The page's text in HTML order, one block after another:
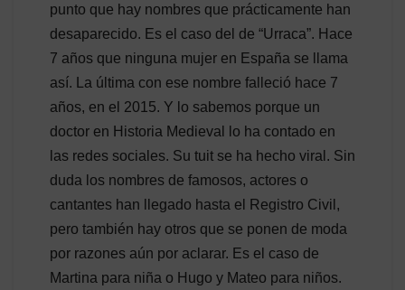
punto que hay nombres que prácticamente han
desaparecido. Es el caso del de “Urraca”. Hace
7 años que ninguna mujer en España se llama
así. La última con ese nombre falleció hace 7
años, en el 2015. Y lo sabemos porque un
doctor en Historia Medieval lo ha contado en
las redes sociales. Su tuit se ha hecho viral. Sin
duda los nombres de famosos, actores o
cantantes han llegado hasta el Registro Civil,
pero también hay otros que se ponen de moda
por razones aún por aclarar. Es el caso de
Martina para niña o Hugo y Mateo para niños.